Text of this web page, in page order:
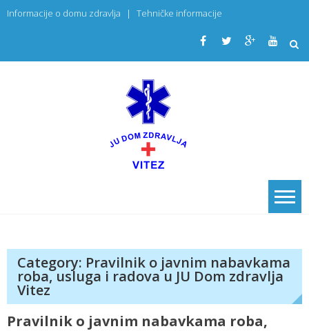
SkipInformacije o domu zdravlja | Tehničke informacije
Vitez
Category: Pravilnik o javnim nabavkama
roba, usluga i radova u JU Dom zdravlja
Vitez
Pravilnik o javnim nabavkama roba,